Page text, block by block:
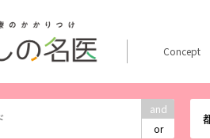
and
or
Concept